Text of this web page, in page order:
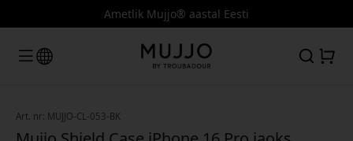
Ametlik Mujjo® aastal Eesti
Art. nr: MUJJO-CL-053-BK